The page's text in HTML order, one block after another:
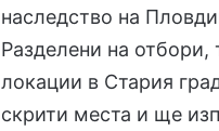
наследство на
Разделени на
локации в Стария
скрити места и ще